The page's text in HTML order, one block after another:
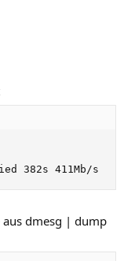
382s 411Mb/s
aus dmesg | dump